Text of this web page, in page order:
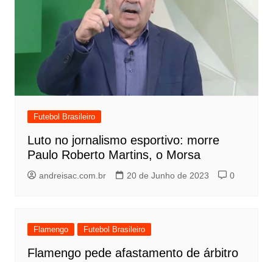
Futebol Brasileiro
Luto no jornalismo esportivo: morre
Paulo Roberto Martins, o Morsa
andreisac.com.br 20 de Junho de 2023 0
Flamengo Futebol Brasileiro
Flamengo pede afastamento de árbitro